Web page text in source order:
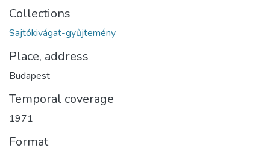
Collections
Sajtókivágat-gyűjtemény
Place, address
Budapest
Temporal coverage
1971
Format